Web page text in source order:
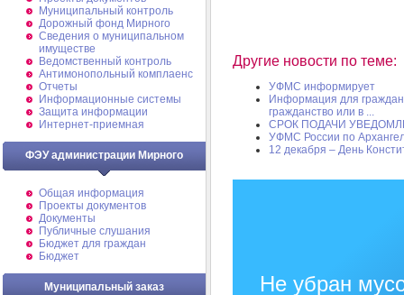
Муниципальный контроль
Дорожный фонд Мирного
Cведения о муниципальном
имуществе
Ведомственный контроль
Антимонопольный комплаенс
Отчеты
Информационные системы
Защита информации
Интернет-приемная
ФЭУ администрации Мирного
Общая информация
Проекты документов
Документы
Публичные слушания
Бюджет для граждан
Бюджет
Муниципальный заказ
Другие новости по теме:
УФМС информирует
Информация для
гражданство или в ...
СРОК ПОДАЧИ
УФМС России по
12 декабря – День
Не убран